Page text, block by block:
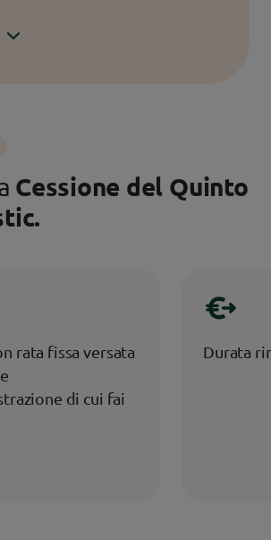
Cessione del Quinto
rata fissa versata
di cui fai
Durata